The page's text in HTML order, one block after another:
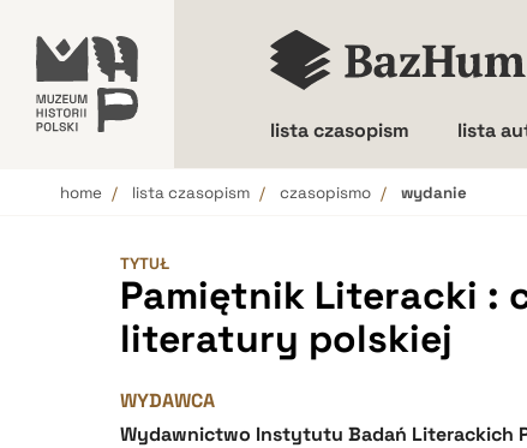
lista czasopism lista
home lista czasopism czasopismo wydanie
TYTUŁ
Pamiętnik Literacki :
literatury polskiej
WYDAWCA
Wydawnictwo Instytutu Badań Literackich